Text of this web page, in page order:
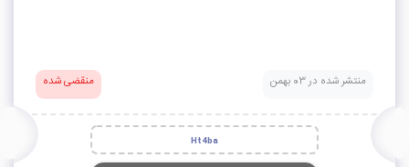
منتشر شده در 03 بهمن منقضی شده
Ht4ba